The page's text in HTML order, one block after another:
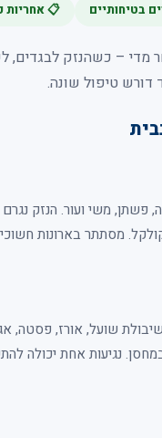
בטיחותיים 📋 אחריות
– כשהנזק לבגדים,
דורש טיפול שונה.
פשתן, משי ועור. הנזק
מסתתר בארונות
שועל, אורז, פסטה,
נגיעות אחת יכולה